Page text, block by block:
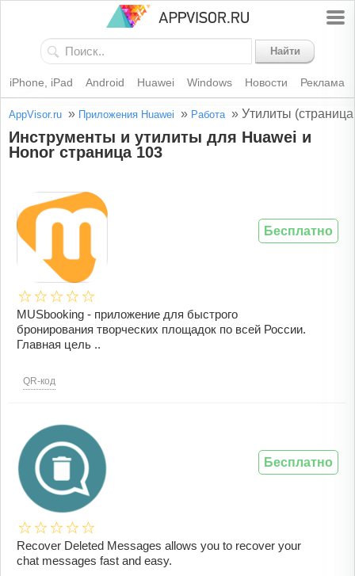
Найти
iPhone, iPad Android Huawei Windows Новости Реклама
AppVisor.ru » Приложения Huawei » Работа » Утилиты
Инструменты и утилиты для Huawei и
Honor страница 103
MUSbooking - приложение для быстрого
бронирования творческих площадок по всей России.
Главная цель ..
QR-код
Бесплатно
Recover Deleted Messages allows you to recover your
chat messages fast and easy.
Бесплатно